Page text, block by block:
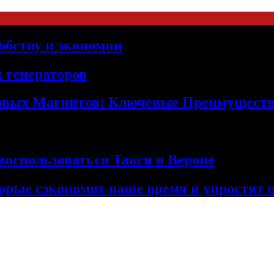
и экономии
Магнитов: Ключевые
Такси в Вероне
сэкономят ваше время и упростят